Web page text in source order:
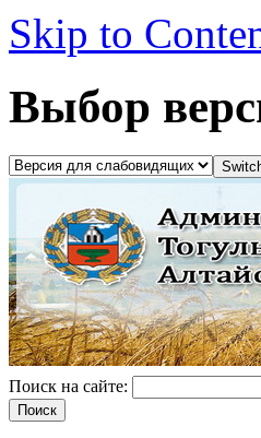
Skip to
Выбор
Поиск на сайте: